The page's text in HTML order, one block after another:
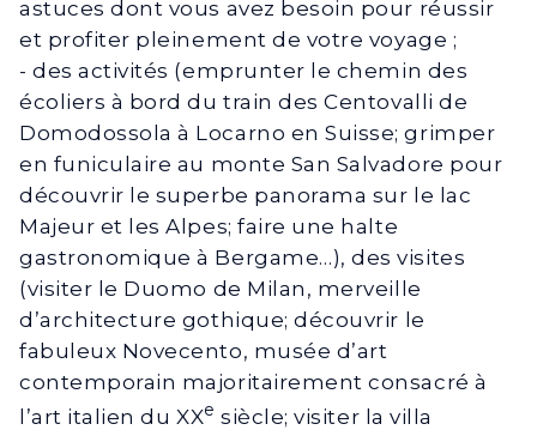
astuces dont vous avez besoin pour réussir
et profiter pleinement de votre voyage ;
- des activités (emprunter le chemin des
écoliers à bord du train des Centovalli de
Domodossola à Locarno en Suisse; grimper
en funiculaire au monte San Salvadore pour
découvrir le superbe panorama sur le lac
Majeur et les Alpes; faire une halte
gastronomique à Bergame…), des visites
(visiter le Duomo de Milan, merveille
d’architecture gothique; découvrir le
fabuleux Novecento, musée d’art
contemporain majoritairement consacré à
l’art italien du XXe siècle; visiter la villa